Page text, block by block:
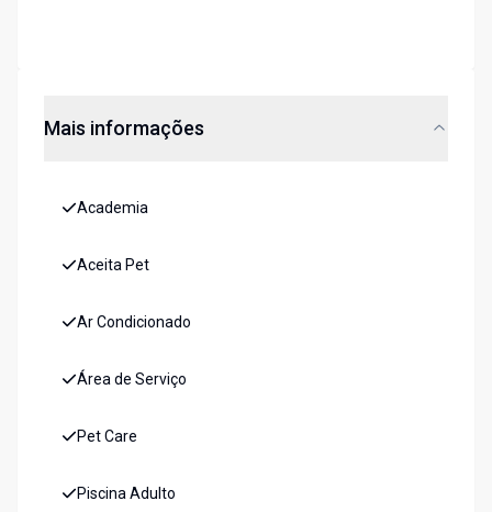
Mais informações
Academia
Aceita Pet
Ar Condicionado
Área de Serviço
Pet Care
Piscina Adulto